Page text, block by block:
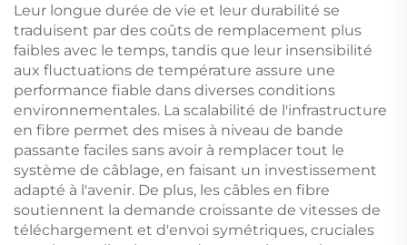
Leur longue durée de vie et leur durabilité se
traduisent par des coûts de remplacement plus
faibles avec le temps, tandis que leur insensibilité
aux fluctuations de température assure une
performance fiable dans diverses conditions
environnementales. La scalabilité de l'infrastructure
en fibre permet des mises à niveau de bande
passante faciles sans avoir à remplacer tout le
système de câblage, en faisant un investissement
adapté à l'avenir. De plus, les câbles en fibre
soutiennent la demande croissante de vitesses de
téléchargement et d'envoi symétriques, cruciales